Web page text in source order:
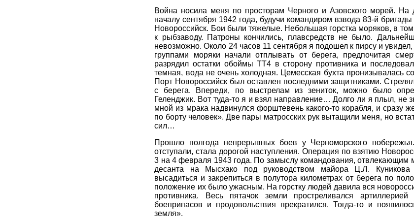
Война носила меня по просторам Черного и Азовского морей. На
началу сентября 1942 года, будучи командиром взвода 83-й
Новороссийск. Бои были тяжелые. Небольшая горстка моряков, в
к рыбзаводу. Патроны кончились, плавсредств не было.
невозможно. Около 24 часов 11 сентября я подошел к пирсу и увидел,
группами моряки начали отплывать от берега, предпочитая
разрядил остатки обоймы ТТ4 в сторону противника и
темная, вода не очень холодная. Цемесская бухта пронизывалась
Порт Новороссийск был оставлен последними защитниками.
с берега. Впереди, по выстрелам из зениток, можно было
Геленджик. Вот туда-то я и взял направление… Долго ли я плыл, не
мной из мрака надвинулся форштевень какого-то корабля, и сразу
по борту человек». Две пары матросских рук вытащили меня, но
сил…
Прошло полгода непрерывных боев у Черноморского
отступали, стала дорогой наступления. Операция по взятию
3 на 4 февраля 1943 года. По замыслу командования, отвлекающим
десанта на Мысхако под руководством майора Ц.Л. Куникова
высадиться и закрепиться в полутора километрах от берега по
положение их было ужасным. На горстку людей давила вся
противника. Весь пятачок земли простреливался
боеприпасов и продовольствия прекратился. Тогда-то и
земля».